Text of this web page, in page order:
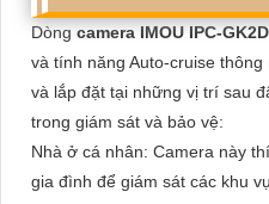
Dòng camera IMOU IPC-
và tính năng Auto-cruise
và lắp đặt tại những vị trí sau
trong giám sát và bảo vệ:
Nhà ở cá nhân: Camera này
gia đình để giám sát các khu